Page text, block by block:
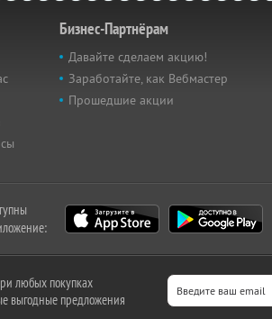
Бизнес-Партнёрам
Давайте сделаем акцию!
Заработайте, как Вебмастер
Прошедшие акции
любых покупках
выгодные предложения